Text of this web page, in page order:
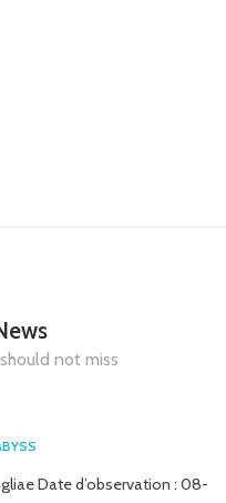
not miss
Date d’observation : 08-